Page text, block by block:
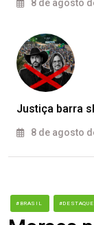
8 de agosto
Justiça barra
8 de agosto
#BRASIL #DESTAQUE